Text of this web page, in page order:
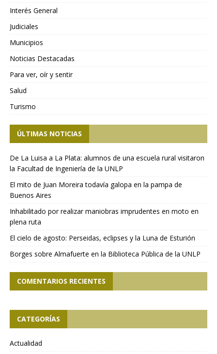
Interés General
Judiciales
Municipios
Noticias Destacadas
Para ver, oír y sentir
Salud
Turismo
ÚLTIMAS NOTICIAS
De La Luisa a La Plata: alumnos de una escuela rural visitaron
la Facultad de Ingeniería de la UNLP
El mito de Juan Moreira todavía galopa en la pampa de
Buenos Aires
Inhabilitado por realizar maniobras imprudentes en moto en
plena ruta
El cielo de agosto: Perseidas, eclipses y la Luna de Esturión
Borges sobre Almafuerte en la Biblioteca Pública de la UNLP
COMENTARIOS RECIENTES
CATEGORÍAS
Actualidad